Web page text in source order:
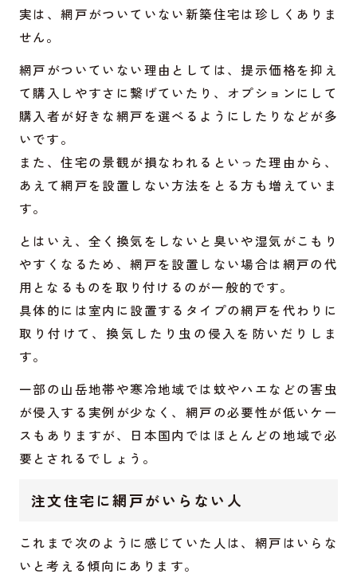
実は、網戸がついていない新築住宅は珍しくありま
せん。
網戸がついていない理由としては、提示価格を抑え
て購入しやすさに繋げていたり、オプションにして
購入者が好きな網戸を選べるようにしたりなどが多
いです。
また、住宅の景観が損なわれるといった理由から、
あえて網戸を設置しない方法をとる方も増えていま
す。
とはいえ、全く換気をしないと臭いや湿気がこもり
やすくなるため、網戸を設置しない場合は網戸の代
用となるものを取り付けるのが一般的です。
具体的には室内に設置するタイプの網戸を代わりに
取り付けて、換気したり虫の侵入を防いだりしま
す。
一部の山岳地帯や寒冷地域では蚊やハエなどの害虫
が侵入する実例が少なく、網戸の必要性が低いケー
スもありますが、日本国内ではほとんどの地域で必
要とされるでしょう。
注文住宅に網戸がいらない人
これまで次のように感じていた人は、網戸はいらな
いと考える傾向にあります。